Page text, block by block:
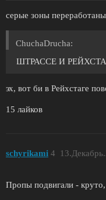
серые зоны
ChuchaDrucha:
ШТРАССЕ И
эх, вот би в Рейхстаге
15 лайков
schyrikami 4
Пропы подвигали - круто,